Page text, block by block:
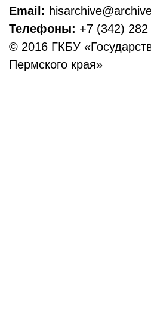
Email:
Телефоны: +7 (342)
© 2016 ГКБУ
Пермского края»